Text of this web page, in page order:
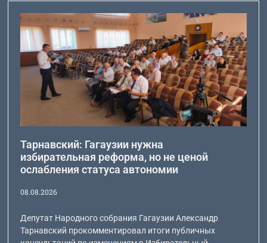
Тарнавский: Гагаузии нужна
избирательная реформа, но не ценой
ослабления статуса автономии
08.08.2026
Депутат Народного собрания Гагаузии Александр
Тарнавский прокомментировал итоги публичных